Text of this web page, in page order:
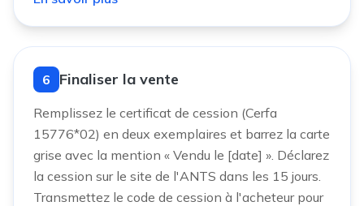
6 Finaliser la vente
Remplissez le certificat de cession (Cerfa
15776*02) en deux exemplaires et barrez la carte
grise avec la mention « Vendu le [date] ». Déclarez
la cession sur le site de l'ANTS dans les 15 jours.
Transmettez le code de cession à l'acheteur pour